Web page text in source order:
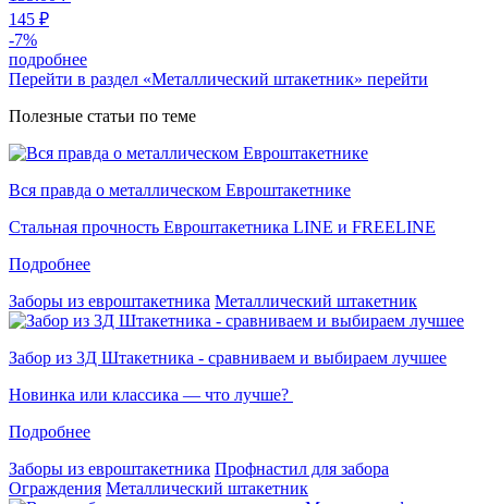
145 ₽
-7%
подробнее
Перейти в раздел «Металлический штакетник» перейти
Полезные статьи по теме
Вся правда о металлическом Евроштакетнике
Стальная прочность Евроштакетника LINE и FREELINE
Подробнее
Заборы из евроштакетника Металлический штакетник
Забор из 3Д Штакетника - сравниваем и выбираем лучшее
Новинка или классика — что лучше?
Подробнее
Заборы из евроштакетника Профнастил для забора
Ограждения Металлический штакетник